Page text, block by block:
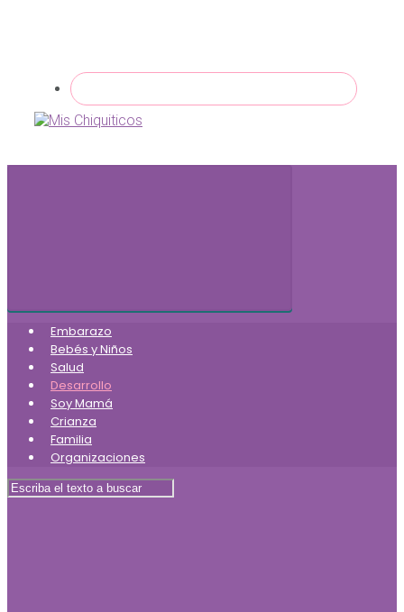
Embarazo
Bebés y Niños
Salud
Desarrollo
Soy Mamá
Crianza
Familia
Organizaciones